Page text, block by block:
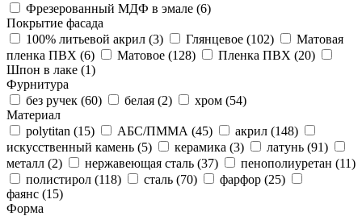
Фрезерованный МДФ в эмале (6)
Покрытие фасада
100% литьевой акрил (3) Глянцевое (102)
Матовая
пленка ПВХ (6) Матовое (128) Пленка ПВХ (20)
Шпон в лаке (1)
Фурнитура
без ручек (60) белая (2) хром (54)
Материал
polytitan (15) АБС/ПММА (45) акрил (148)
искусственный камень (5) керамика (3) латунь (91)
металл (2) нержавеющая сталь (37) пенополиуретан (11)
полистирол (118) сталь (70) фарфор (25)
фаянс (15)
Форма